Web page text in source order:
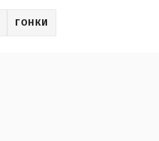
ГОНКИ